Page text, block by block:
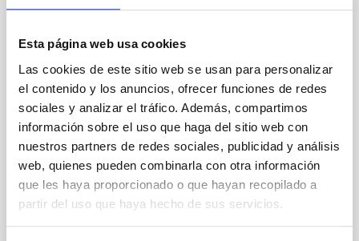
Esta página web usa cookies
Las cookies de este sitio web se usan para personalizar
el contenido y los anuncios, ofrecer funciones de redes
sociales y analizar el tráfico. Además, compartimos
información sobre el uso que haga del sitio web con
nuestros partners de redes sociales, publicidad y análisis
web, quienes pueden combinarla con otra información
que les haya proporcionado o que hayan recopilado a
partir del uso que haya hecho de sus servicios.
CON ÁRBITRO
Magnetic Field Alignment with Dense
Cores in the Transition between Cloud and
Core Scales
In a magnetically dominated model of star formation,
we expect to see alignments between the magnetic
field orientation of star-forming dense cores and the
cloud-scale magnetic field. A. Pandhi et al. showed
instead, however, that the orientation of cores and
their angular momentum vectors appear random
with respect to the larger-scale magnetic